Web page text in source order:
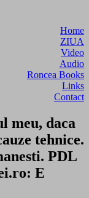
Home
ZIUA
Video
Audio
Roncea Books
Links
Contact
meu, daca
tehnice.
PDL
E